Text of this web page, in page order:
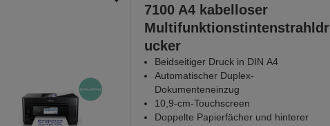
7100 A4 kabelloser
Multifunktionstintenstrahldr
ucker
Beidseitiger Druck in DIN A4
Automatischer Duplex-
Dokumenteneinzug
10,9-cm-Touchscreen
Doppelte Papierfächer und hinterer